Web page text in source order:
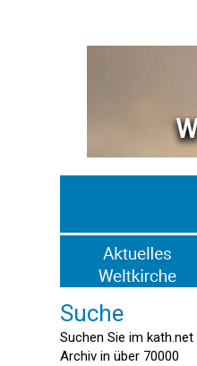
Suche
Suchen Sie im kath.net
Archiv in über 70000